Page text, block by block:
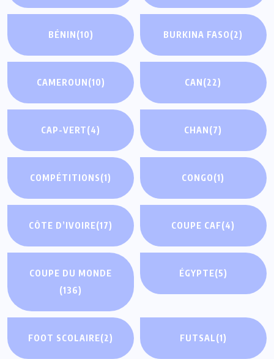
BÉNIN(10) BURKINA FASO(2)
CAMEROUN(10) CAN(22)
CAP-VERT(4) CHAN(7)
COMPÉTITIONS(1) CONGO(1)
CÔTE D’IVOIRE(17) COUPE CAF(4)
COUPE DU MONDE
(136)
ÉGYPTE(5)
FOOT SCOLAIRE(2) FUTSAL(1)